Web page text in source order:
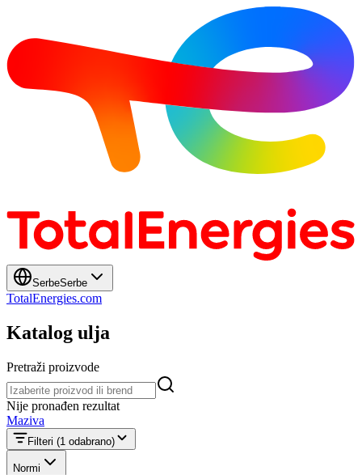
SerbeSerbe
TotalEnergies.com
Katalog ulja
Pretraži proizvode
Pretraži proizvode
Nije pronađen rezultat
Maziva
Filteri (1 odabrano)
Normi